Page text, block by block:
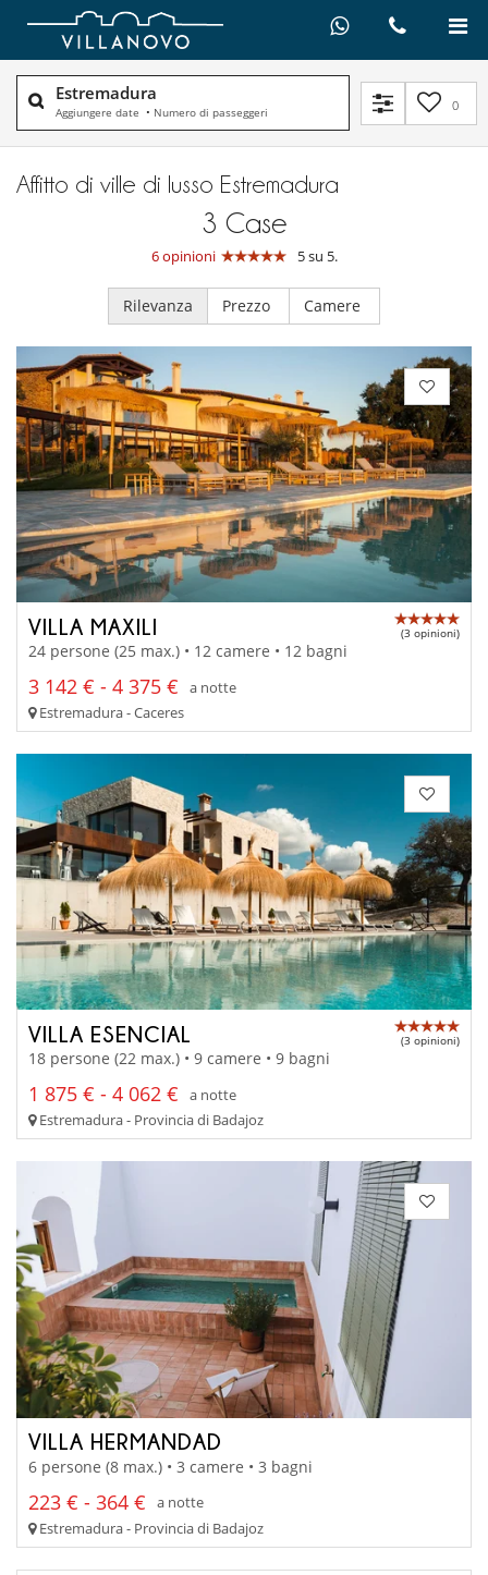
Estremadura
Aggiungere date • Numero di passeggeri 0
Affitto di ville di lusso Estremadura
3 Case
6 opinioni 5 su 5.
Rilevanza Prezzo Camere
VILLA MAXILI (3 opinioni)
24 persone (25 max.) • 12 camere • 12 bagni
3 142 € - 4 375 €
a notte
Estremadura - Caceres
VILLA ESENCIAL (3 opinioni)
18 persone (22 max.) • 9 camere • 9 bagni
1 875 € - 4 062 €
a notte
Estremadura - Provincia di Badajoz
VILLA HERMANDAD
6 persone (8 max.) • 3 camere • 3 bagni
223 € - 364 €
a notte
Estremadura - Provincia di Badajoz